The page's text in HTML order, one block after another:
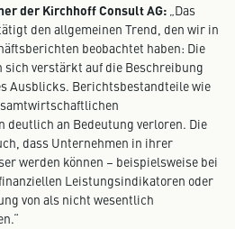
der Kirchhoff Consult AG: „Das
den allgemeinen Trend, den wir in
beobachtet haben: Die
verstärkt auf die Beschreibung
Ausblicks. Berichtsbestandteile wie
deutlich an Bedeutung verloren. Die
dass Unternehmen in ihrer
werden können – beispielsweise bei
Leistungsindikatoren oder
von als nicht wesentlich